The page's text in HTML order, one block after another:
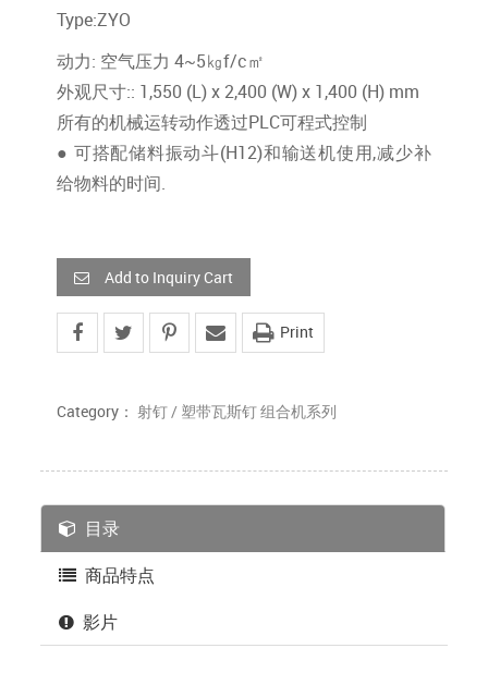
Type:ZYO
动力: 空气压力 4~5㎏f/c㎡
外观尺寸:: 1,550 (L) x 2,400 (W) x 1,400 (H) mm
所有的机械运转动作透过PLC可程式控制
● 可搭配储料振动斗(H12)和输送机使用,减少补
给物料的时间.
Add to Inquiry Cart
Print
Category：射钉 / 塑带瓦斯钉 组合机系列
目录
商品特点
影片